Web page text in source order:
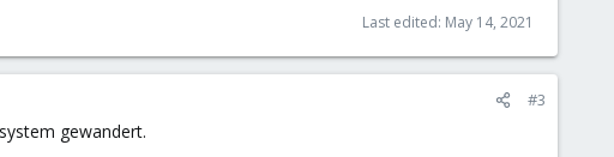
Last edited: May 14, 2021
#3
gewandert.